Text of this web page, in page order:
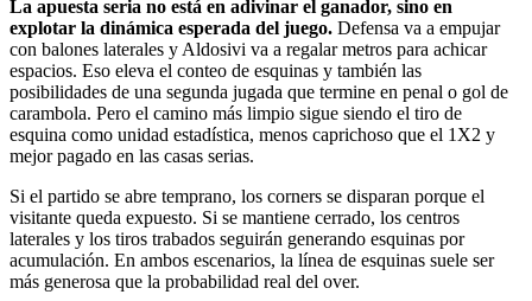
La apuesta seria no está en adivinar el ganador, sino en
explotar la dinámica esperada del juego. Defensa va a empujar
con balones laterales y Aldosivi va a regalar metros para achicar
espacios. Eso eleva el conteo de esquinas y también las
posibilidades de una segunda jugada que termine en penal o gol de
carambola. Pero el camino más limpio sigue siendo el tiro de
esquina como unidad estadística, menos caprichoso que el 1X2 y
mejor pagado en las casas serias.
Si el partido se abre temprano, los corners se disparan porque el
visitante queda expuesto. Si se mantiene cerrado, los centros
laterales y los tiros trabados seguirán generando esquinas por
acumulación. En ambos escenarios, la línea de esquinas suele ser
más generosa que la probabilidad real del over.